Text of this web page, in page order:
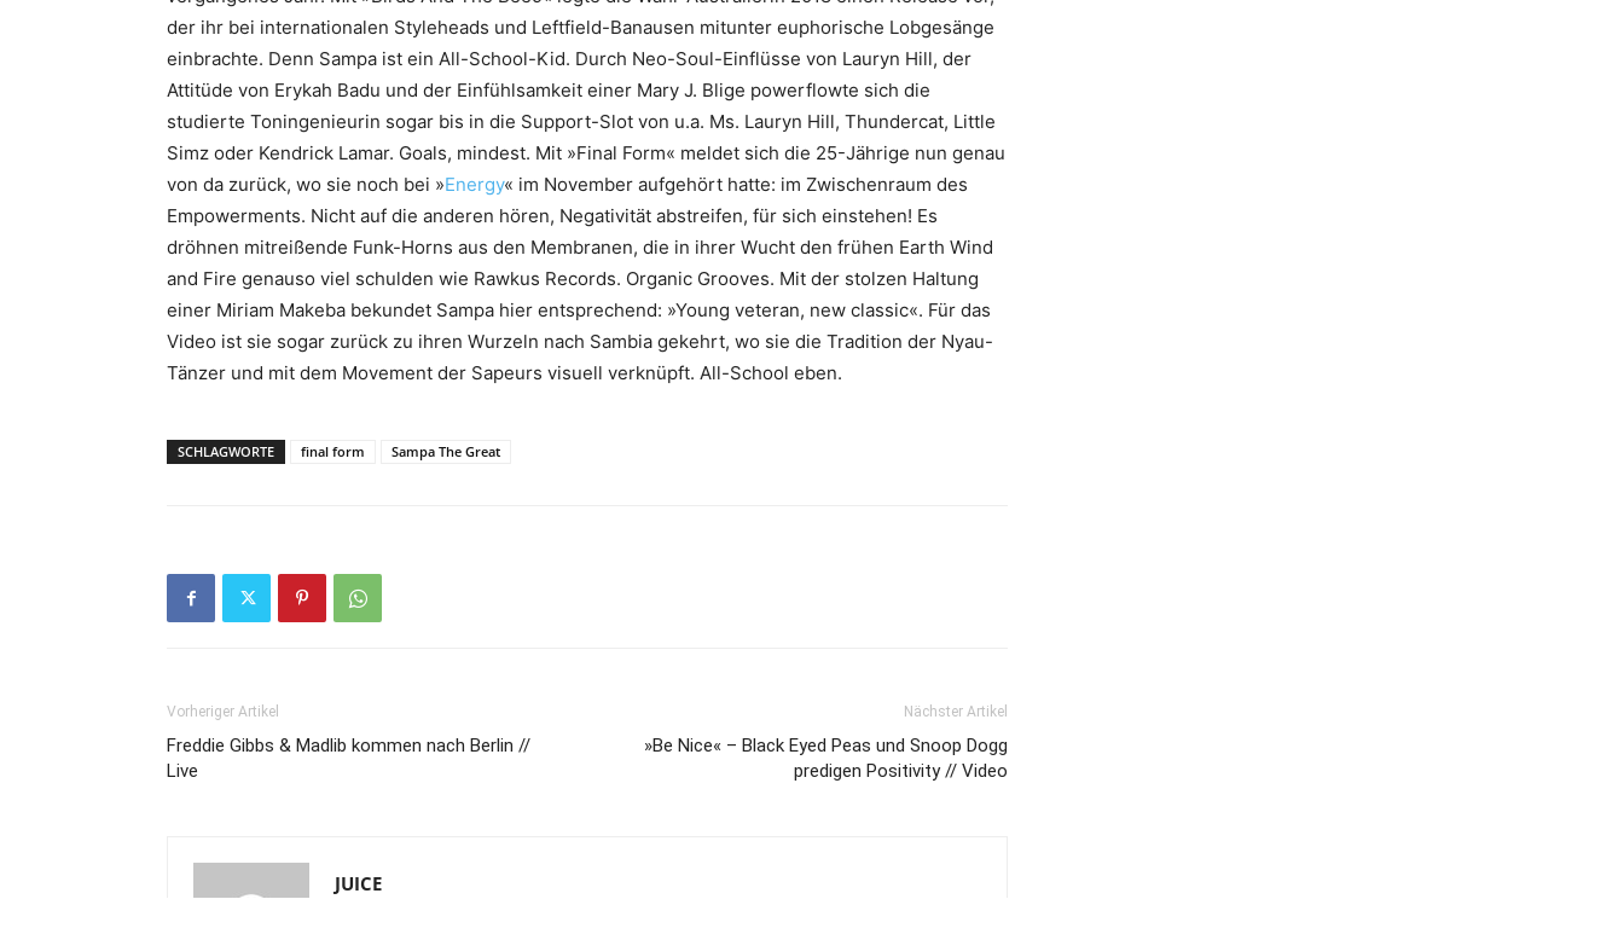
der ihr bei internationalen Styleheads und Leftfield-Banausen mitunter euphorische Lobgesänge
einbrachte. Denn Sampa ist ein All-School-Kid. Durch Neo-Soul-Einflüsse von Lauryn Hill, der
Attitüde von Erykah Badu und der Einfühlsamkeit einer Mary J. Blige powerflowte sich die
studierte Toningenieurin sogar bis in die Support-Slot von u.a. Ms. Lauryn Hill, Thundercat, Little
Simz oder Kendrick Lamar. Goals, mindest. Mit »Final Form« meldet sich die 25-Jährige nun genau
von da zurück, wo sie noch bei »Energy« im November aufgehört hatte: im Zwischenraum des
Empowerments. Nicht auf die anderen hören, Negativität abstreifen, für sich einstehen! Es
dröhnen mitreißende Funk-Horns aus den Membranen, die in ihrer Wucht den frühen Earth Wind
and Fire genauso viel schulden wie Rawkus Records. Organic Grooves. Mit der stolzen Haltung
einer Miriam Makeba bekundet Sampa hier entsprechend: »Young veteran, new classic«. Für das
Video ist sie sogar zurück zu ihren Wurzeln nach Sambia gekehrt, wo sie die Tradition der Nyau-
Tänzer und mit dem Movement der Sapeurs visuell verknüpft. All-School eben.
SCHLAGWORTE final form Sampa The Great
Vorheriger Artikel
Freddie Gibbs & Madlib kommen nach Berlin //
Live
Nächster Artikel
»Be Nice« – Black Eyed Peas und Snoop Dogg
predigen Positivity // Video
JUICE